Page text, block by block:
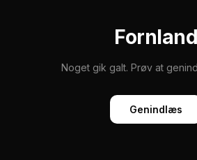
Fornland
Noget gik galt. Prøv at
Genindlæs